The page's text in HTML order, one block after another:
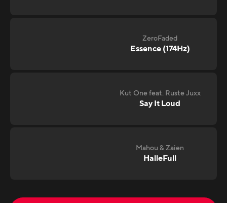
ZeroFaded
Essence (174Hz)
Kut One feat. Ruste Juxx
Say It Loud
Mahou & Zaien
HalleFull